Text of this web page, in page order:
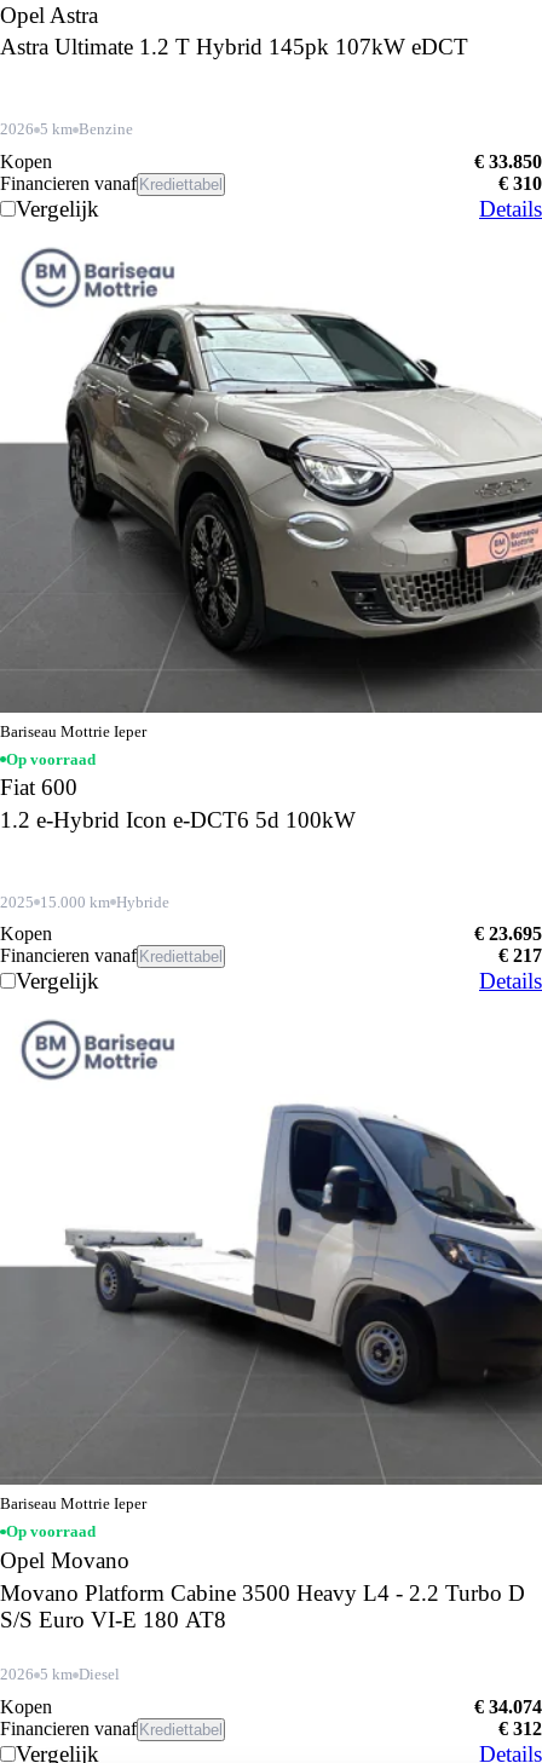
Opel Astra
Astra Ultimate 1.2 T Hybrid 145pk 107kW eDCT
2026 5 km Benzine
Kopen
€ 33.850
Financieren vanaf Krediettabel € 310
Vergelijk Details
Bariseau Mottrie Ieper
Op voorraad
Fiat 600
1.2 e-Hybrid Icon e-DCT6 5d 100kW
2025 15.000 km Hybride
Kopen
€ 23.695
Financieren vanaf Krediettabel € 217
Vergelijk Details
Bariseau Mottrie Ieper
Op voorraad
Opel Movano
Movano Platform Cabine 3500 Heavy L4 - 2.2 Turbo D
S/S Euro VI-E 180 AT8
2026 5 km Diesel
Kopen
€ 34.074
Financieren vanaf Krediettabel € 312
Vergelijk Details